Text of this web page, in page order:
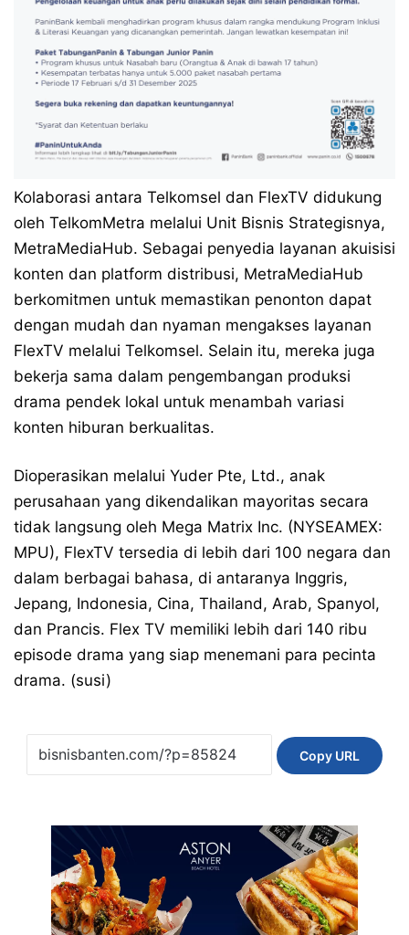
Kolaborasi antara Telkomsel dan FlexTV didukung
oleh TelkomMetra melalui Unit Bisnis Strategisnya,
MetraMediaHub. Sebagai penyedia layanan akuisisi
konten dan platform distribusi, MetraMediaHub
berkomitmen untuk memastikan penonton dapat
dengan mudah dan nyaman mengakses layanan
FlexTV melalui Telkomsel. Selain itu, mereka juga
bekerja sama dalam pengembangan produksi
drama pendek lokal untuk menambah variasi
konten hiburan berkualitas.
Dioperasikan melalui Yuder Pte, Ltd., anak
perusahaan yang dikendalikan mayoritas secara
tidak langsung oleh Mega Matrix Inc. (NYSEAMEX:
MPU), FlexTV tersedia di lebih dari 100 negara dan
dalam berbagai bahasa, di antaranya Inggris,
Jepang, Indonesia, Cina, Thailand, Arab, Spanyol,
dan Prancis. Flex TV memiliki lebih dari 140 ribu
episode drama yang siap menemani para pecinta
drama. (susi)
Copy URL